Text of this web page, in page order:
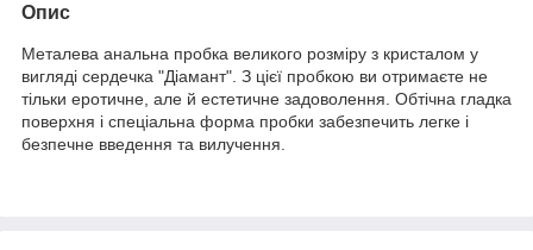
Опис
Металева анальна пробка великого розміру з кристалом у
вигляді сердечка "Діамант". З цієї пробкою ви отримаєте не
тільки еротичне, але й естетичне задоволення. Обтічна гладка
поверхня і спеціальна форма пробки забезпечить легке і
безпечне введення та вилучення.